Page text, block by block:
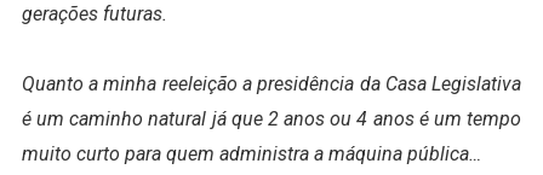
gerações futuras.
Quanto a minha reeleição a presidência da Casa Legislativa
é um caminho natural já que 2 anos ou 4 anos é um tempo
muito curto para quem administra a máquina pública…